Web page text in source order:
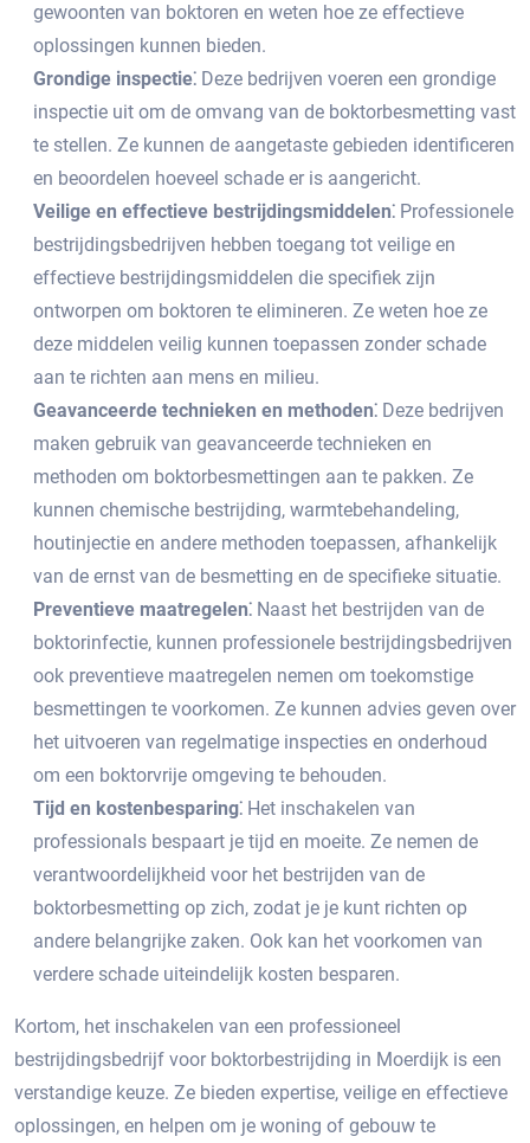
gewoonten van boktoren en weten hoe ze effectieve
oplossingen kunnen bieden.​
Grondige inspectie⁚ Deze bedrijven voeren een grondige
inspectie uit om de omvang van de boktorbesmetting vast
te stellen.​ Ze kunnen de aangetaste gebieden identificeren
en beoordelen hoeveel schade er is aangericht.​
Veilige en effectieve bestrijdingsmiddelen⁚ Professionele
bestrijdingsbedrijven hebben toegang tot veilige en
effectieve bestrijdingsmiddelen die specifiek zijn
ontworpen om boktoren te elimineren.​ Ze weten hoe ze
deze middelen veilig kunnen toepassen zonder schade
aan te richten aan mens en milieu.​
Geavanceerde technieken en methoden⁚ Deze bedrijven
maken gebruik van geavanceerde technieken en
methoden om boktorbesmettingen aan te pakken.​ Ze
kunnen chemische bestrijding, warmtebehandeling,
houtinjectie en andere methoden toepassen, afhankelijk
van de ernst van de besmetting en de specifieke situatie.​
Preventieve maatregelen⁚ Naast het bestrijden van de
boktorinfectie, kunnen professionele bestrijdingsbedrijven
ook preventieve maatregelen nemen om toekomstige
besmettingen te voorkomen.​ Ze kunnen advies geven over
het uitvoeren van regelmatige inspecties en onderhoud
om een boktorvrije omgeving te behouden.​
Tijd en kostenbesparing⁚ Het inschakelen van
professionals bespaart je tijd en moeite.​ Ze nemen de
verantwoordelijkheid voor het bestrijden van de
boktorbesmetting op zich, zodat je je kunt richten op
andere belangrijke zaken.​ Ook kan het voorkomen van
verdere schade uiteindelijk kosten besparen.​
Kortom, het inschakelen van een professioneel
bestrijdingsbedrijf voor boktorbestrijding in Moerdijk is een
verstandige keuze. Ze bieden expertise, veilige en effectieve
oplossingen, en helpen om je woning of gebouw te